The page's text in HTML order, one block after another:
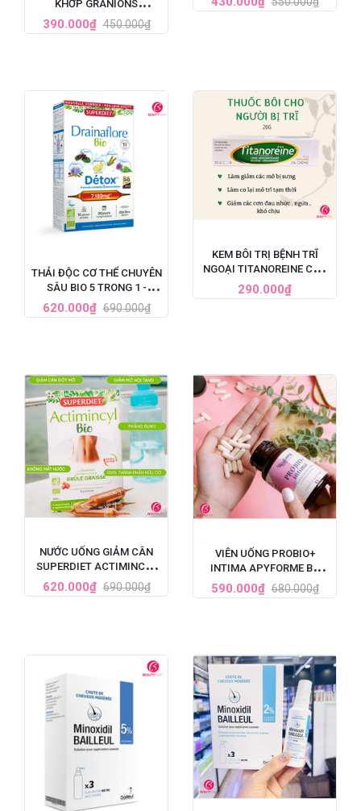
KHỚP GRANIONS
CHONDROSTEO
ARTICULATIONS CỦA
390.000₫ 450.000₫
60 VIÊN
THẢI ĐỘC CƠ THỂ CHUYÊN
SÂU BIO 5 TRONG 1 -
SUPERDIET DRAINAFLORE
BIO DÉTOX
620.000₫ 690.000₫
KEM BÔI TRỊ BỆNH TRĨ
NGOẠI TITANOREINE CỦA
PHÁP 20G - GIẢM ĐAU
HIỆU QUẢ NHANH CHÓNG
290.000₫
NƯỚC UỐNG GIẢM CÂN
SUPERDIET ACTIMINCYL
BIO ĐỐT MỠ ĐA TẦNG CỦA
PHÁP
620.000₫ 690.000₫
VIÊN UỐNG PROBIO+
INTIMA APYFORME BỔ
SUNG LỢI KHUẨN VÙNG KÍN
60 VIÊN CỦA PHÁP
590.000₫ 680.000₫